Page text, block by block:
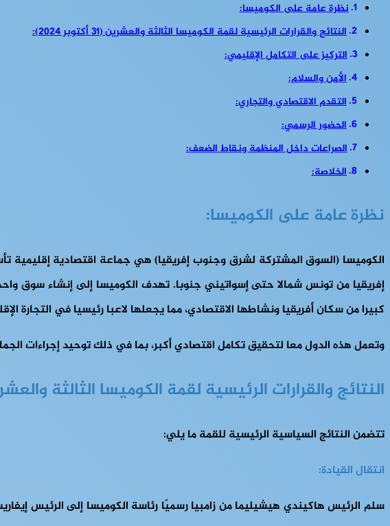
نظرة عامة على الكوميسا:
النتائج والقرارات الرئيسية لقمة الكوميسا الثالثة والعشرين (31 أكتوبر 2024):
التركيز على التكامل الإقليمي:
الأمن والسلام:
التقدم الاقتصادي والتجاري:
الحضور الرسمي:
الصراعات داخل المنظمة ونقاط الضعف:
الخلاصة:
نظرة عامة على الكوميسا:
كبيرا من سكان أفريقيا ونشاطها الاقتصادي، مما يجعلها لاعبا رئيسيا في التجارة
وتعمل هذه الدول معا لتحقيق تكامل اقتصادي أكبر، بما في ذلك توحيد إجراءات
النتائج والقرارات الرئيسية لقمة الكوميسا الثالثة والعشرين (31
تتضمن النتائج السياسية الرئيسية للقمة ما يلي:
انتقال القيادة:
سلم الرئيس هاكيندي هيشيليما من زامبيا رسميًا رئاسة الكوميسا إلى الرئيس